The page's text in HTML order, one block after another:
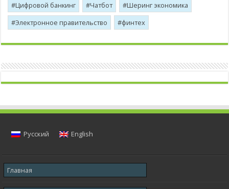
Цифровой банкинг
Чатбот
Шеринг экономика
Электронное правительство
финтех
Русский English
Главная